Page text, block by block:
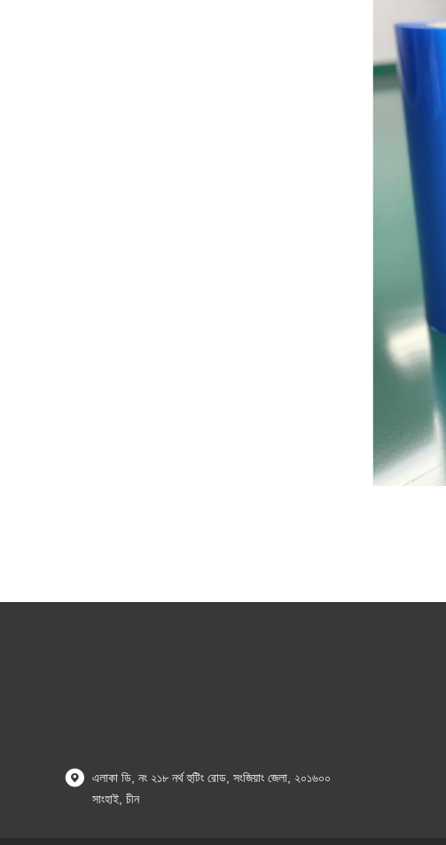
এলাকা ডি, নং ২১৮ নর্থ হুটিং রোড, সংজিয়াং জেলা, ২০১৬০০
সাংহাই, চীন